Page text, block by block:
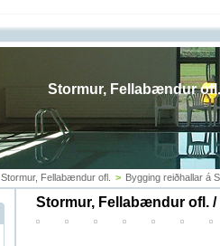
Stormur, Fellabændur ofl. > Bygging reiðhallar á
Stormur, Fellabændur ofl.
Stormur, Fellabændur ofl.